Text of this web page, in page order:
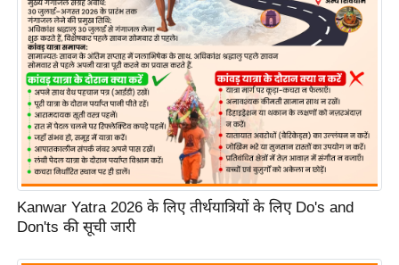
e
a
k
n
g
N
e
w
s
ला
Kanwar Yatra 2026 के लिए तीर्थयात्रियों के लिए Do's and
Don'ts की सूची जारी